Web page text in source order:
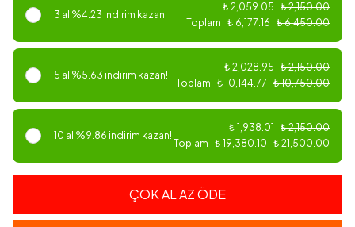
3 al %4.23 indirim kazan!
₺ 2,059.05 ₺ 2,150.00
Toplam ₺ 6,177.16 ₺ 6,450.00
5 al %5.63 indirim kazan!
₺ 2,028.95 ₺ 2,150.00
Toplam ₺ 10,144.77 ₺ 10,750.00
10 al %9.86 indirim kazan!
₺ 1,938.01
₺ 2,150.00
Toplam ₺ 19,380.10 ₺ 21,500.00
ÇOK AL AZ ÖDE